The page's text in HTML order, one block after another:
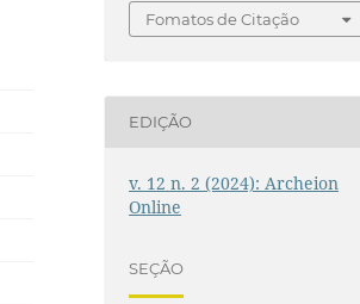
Fomatos de Citação
EDIÇÃO
v. 12 n. 2 (2024): Archeion
Online
SEÇÃO